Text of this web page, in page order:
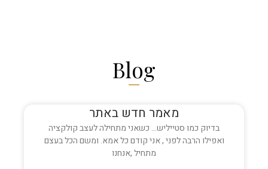
Blog
מאמר חדש באתר
בדיוק כמו סטייליש… כשאני מתחילה לעצב קולקציה
ואפילו הרבה לפני , אני קודם כל אמא. ומשם הכל בעצם
מתחיל ,אנחנו